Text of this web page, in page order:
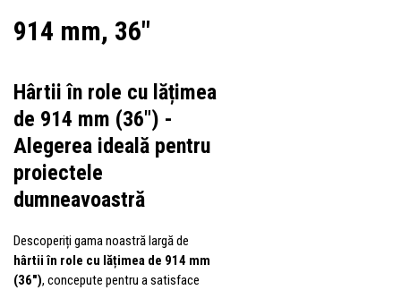
914 mm, 36"
Hârtii în role cu lățimea
de 914 mm (36") -
Alegerea ideală pentru
proiectele
dumneavoastră
Descoperiți gama noastră largă de
hârtii în role cu lățimea de 914 mm
(36"), concepute pentru a satisface